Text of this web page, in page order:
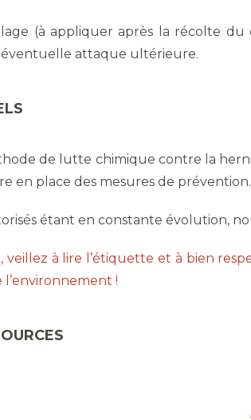
(à appliquer après la récolte
éventuelle attaque ultérieure.
de lutte chimique contre la
en place des mesures de prévention.
étant en constante évolution,
à lire l’étiquette et à bien
!